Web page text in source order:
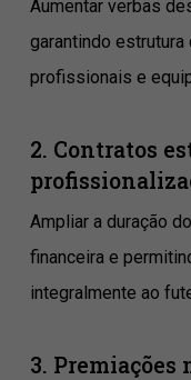
Aumentar verbas
garantindo
profissionais e
2. Contratos
Ampliar a duração
financeira e
integralmente ao
3. Premiações